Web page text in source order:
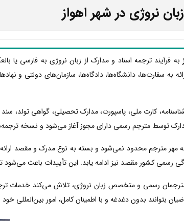
نروژی در شهر اهواز
به فرآیند ترجمه اسناد و مدارک از زبان نروژی به فارسی
به سفارت‌ها، دانشگاه‌ها، دادگاه‌ها، سازمان‌های دولتی و
کارت ملی، پاسپورت، مدارک تحصیلی، گواهی تولد،
توسط مترجم رسمی دارای مجوز آغاز می‌شود و نسخه
مهر مترجم محدود نمی‌شود و بسته به نوع مدرک و مقصد
رسمی کشور مقصد نیز ادامه یابد. این تأییدات باعث
مترجمان رسمی و متخصص زبان نروژی، تلاش می‌کند خدمات
بتوانند بدون دغدغه و با اطمینان کامل، امور بین‌المللی خود